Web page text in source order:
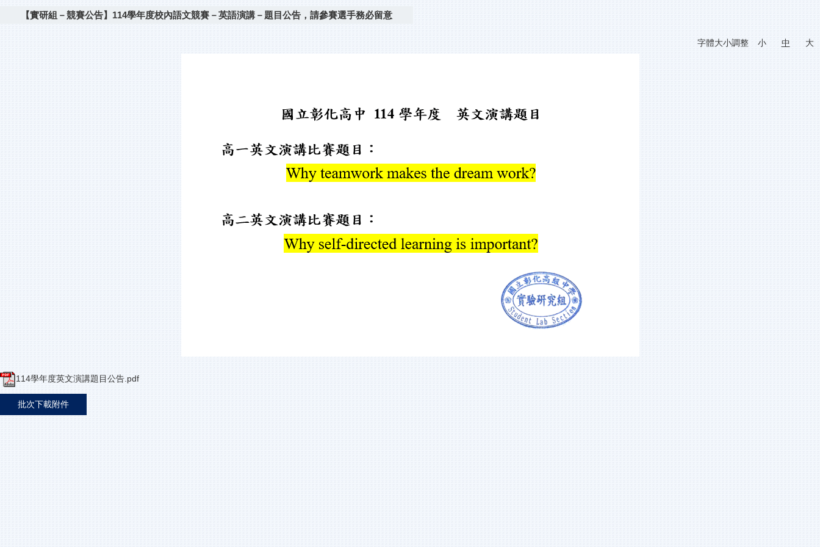
【實研組－競賽公告】114學年度校內語文競賽－英語演講－題目公告，請參賽選手務必留意
字體大小調整 小 中 大
114學年度英文演講題目公告.pdf
批次下載附件